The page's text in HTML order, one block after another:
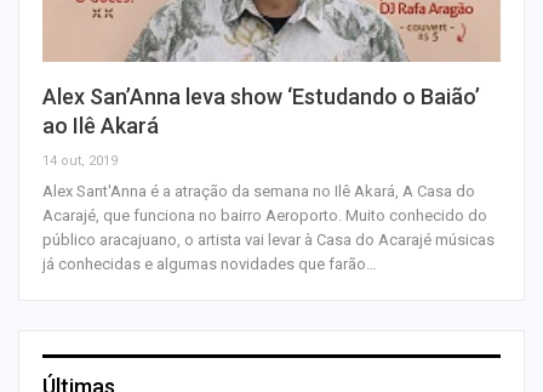
Alex San’Anna leva show ‘Estudando o Baião’
ao Ilê Akará
14 out, 2019
Alex Sant'Anna é a atração da semana no Ilê Akará, A Casa do
Acarajé, que funciona no bairro Aeroporto. Muito conhecido do
público aracajuano, o artista vai levar à Casa do Acarajé músicas
já conhecidas e algumas novidades que farão…
Últimas